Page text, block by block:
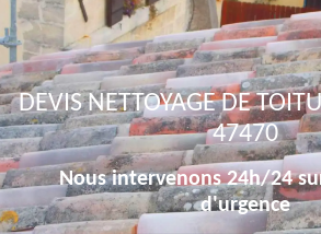
DEVIS NETTOYAGE DE
47470
Nous intervenons 24h/24
d'urgence